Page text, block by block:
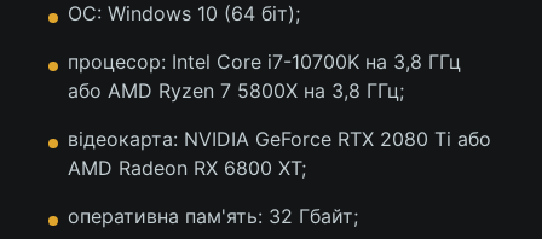
ОС: Windows 10 (64 біт);
процесор: Intel Core i7-10700K на 3,8 ГГц
або AMD Ryzen 7 5800X на 3,8 ГГц;
відеокарта: NVIDIA GeForce RTX 2080 Ti або
AMD Radeon RX 6800 XT;
оперативна пам'ять: 32 Гбайт;